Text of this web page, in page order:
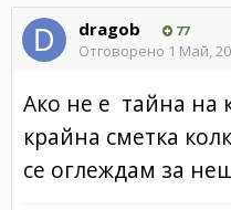
dragob 77
Отговорено 1 Май,
Ако не е тайна на
крайна сметка
се оглеждам за